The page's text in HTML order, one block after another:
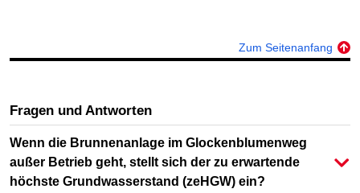
Zum Seitenanfang
Fragen und Antworten
Wenn die Brunnenanlage im Glockenblumenweg
außer Betrieb geht, stellt sich der zu erwartende
höchste Grundwasserstand (zeHGW) ein?